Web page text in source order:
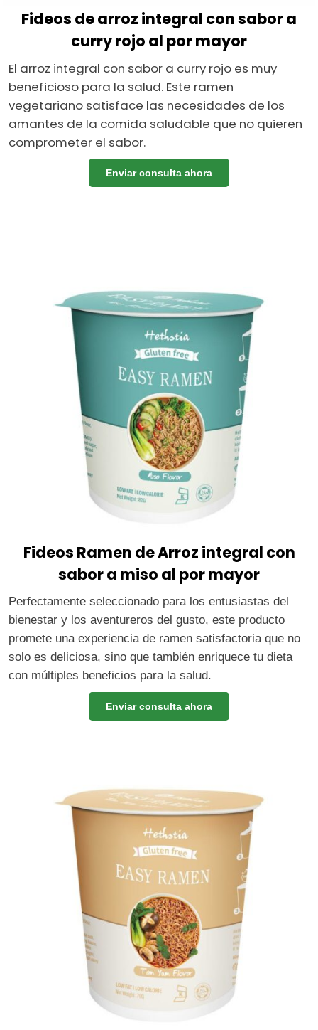
Fideos de arroz integral con sabor a
curry rojo al por mayor
El arroz integral con sabor a curry rojo es muy
beneficioso para la salud. Este ramen
vegetariano satisface las necesidades de los
amantes de la comida saludable que no quieren
comprometer el sabor.
Enviar consulta ahora
Fideos Ramen de Arroz integral con
sabor a miso al por mayor
Perfectamente seleccionado para los entusiastas del
bienestar y los aventureros del gusto, este producto
promete una experiencia de ramen satisfactoria que no
solo es deliciosa, sino que también enriquece tu dieta
con múltiples beneficios para la salud.
Enviar consulta ahora